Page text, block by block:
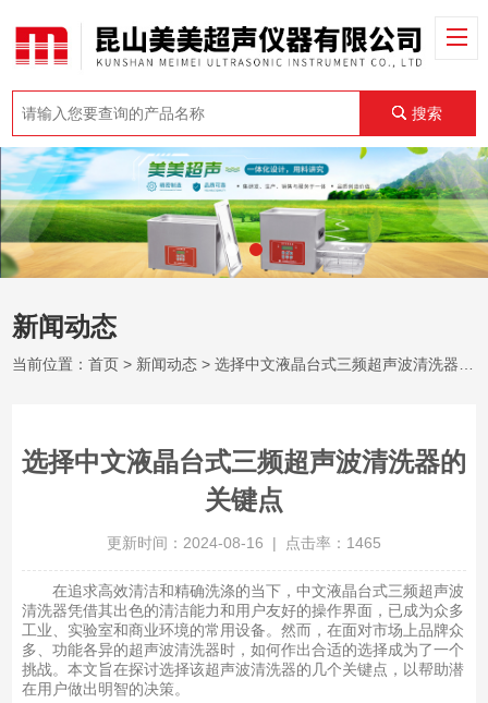
搜索
新闻动态
当前位置：首页 > 新闻动态 > 选择中文液晶台式三频超声波清洗器的关键点
选择中文液晶台式三频超声波清洗器的
关键点
更新时间：2024-08-16 | 点击率：1465
在追求高效清洁和精确洗涤的当下，中文液晶台式三频超声波
清洗器凭借其出色的清洁能力和用户友好的操作界面，已成为众多
工业、实验室和商业环境的常用设备。然而，在面对市场上品牌众
多、功能各异的超声波清洗器时，如何作出合适的选择成为了一个
挑战。本文旨在探讨选择该超声波清洗器的几个关键点，以帮助潜
在用户做出明智的决策。